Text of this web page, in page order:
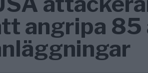
angripa 85